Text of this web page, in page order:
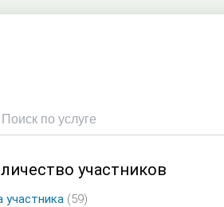
участников
участника (59)